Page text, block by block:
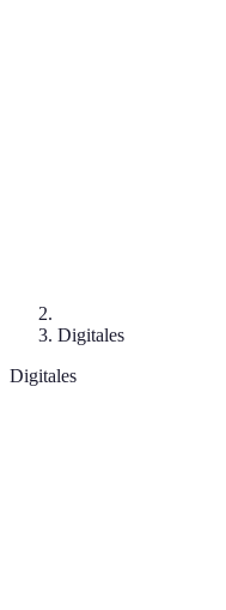
Digitales
Digitales